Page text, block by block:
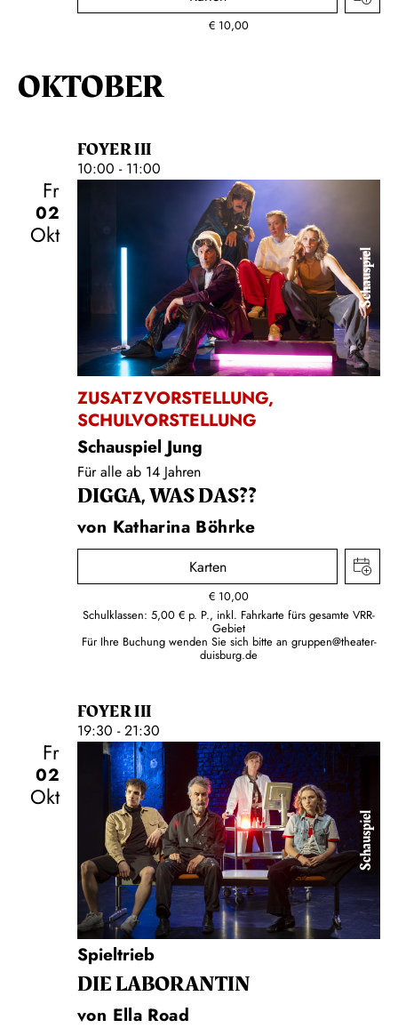
€ 10,00
OKTOBER
FOYER III
10:00 - 11:00
Fr
02
Okt
Schauspiel
ZUSATZVORSTELLUNG,
SCHULVORSTELLUNG
Schauspiel Jung
Für alle ab 14 Jahren
DIGGA, WAS DAS??
von Katharina Böhrke
Karten
€ 10,00
Schulklassen: 5,00 € p. P., inkl. Fahrkarte fürs gesamte VRR-
Gebiet
Für Ihre Buchung wenden Sie sich bitte an gruppen@theater-
duisburg.de
FOYER III
19:30 - 21:30
Fr
02
Okt
Schauspiel
Spieltrieb
DIE LA­BO­RAN­TIN
von Ella Road